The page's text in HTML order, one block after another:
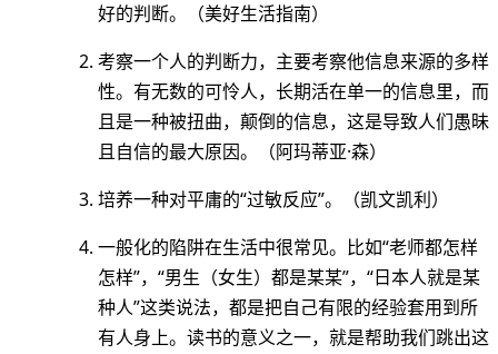
好的判断。（美好生活指南）
考察一个人的判断力，主要考察他信息来源的多样
性。有无数的可怜人，长期活在单一的信息里，而
且是一种被扭曲，颠倒的信息，这是导致人们愚昧
且自信的最大原因。（阿玛蒂亚·森）
培养一种对平庸的“过敏反应”。（凯文凯利）
一般化的陷阱在生活中很常见。比如“老师都怎样
怎样”，“男生（女生）都是某某”，“日本人就是某
种人”这类说法，都是把自己有限的经验套用到所
有人身上。读书的意义之一，就是帮助我们跳出这